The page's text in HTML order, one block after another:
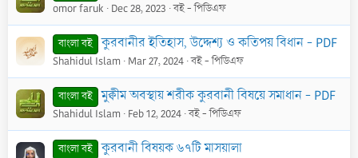
omor faruk Dec 28, 2023 বই - পিডিএফ
বাংলা বই কুরবানীর ইতিহাস, উদ্দেশ্য ও কতিপয় বিধান - PDF
Shahidul Islam Mar 27, 2024 বই - পিডিএফ
বাংলা বই মুক্বীম অবস্থায় শরীক কুরবানী বিষয়ে সমাধান - PDF
Shahidul Islam Feb 12, 2024 বই - পিডিএফ
বাংলা বই কুরবানী বিষয়ক ৬৭টি মাসয়ালা